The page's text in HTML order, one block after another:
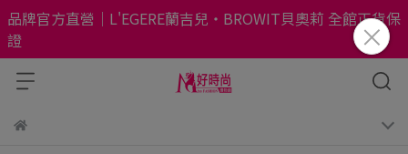
品牌官方直營｜L'EGERE蘭吉兒・BROWIT貝奧莉 全館正貨保
證